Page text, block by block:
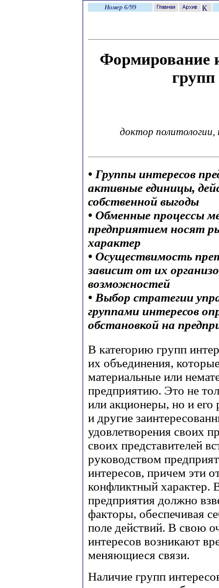
Номер 6/99
Формирование
групп
доктор политологии,
• Группы интересов
активные единицы,
собственной выгоды
• Обменные процессы
предприятием носят
характер
• Осуществимость
зависит от их
возможностей
• Выбор стратегии
группами интересов
обстановкой на
В категорию групп
их объединения,
материальные или
предприятию. Это не
или акционеры, но и
и другие
удовлетворения своих
своих представителей
руководством
интересов, причем эти
конфликтный характер.
предприятия должно
факторы, обеспечивая
поле действий. В свою
интересов возникают
меняющиеся связи.
Наличие групп